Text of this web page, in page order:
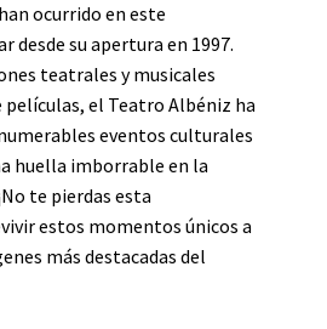
ocurrido en este
desde su apertura en 1997.
teatrales y musicales
películas, el Teatro Albéniz ha
eventos culturales
huella imborrable en la
te pierdas esta
estos momentos únicos a
más destacadas del